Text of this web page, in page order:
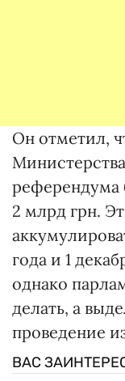
Он отметил,
референдума
2 млрд грн.
года и 1
однако
делать, а
проведение
ВАС